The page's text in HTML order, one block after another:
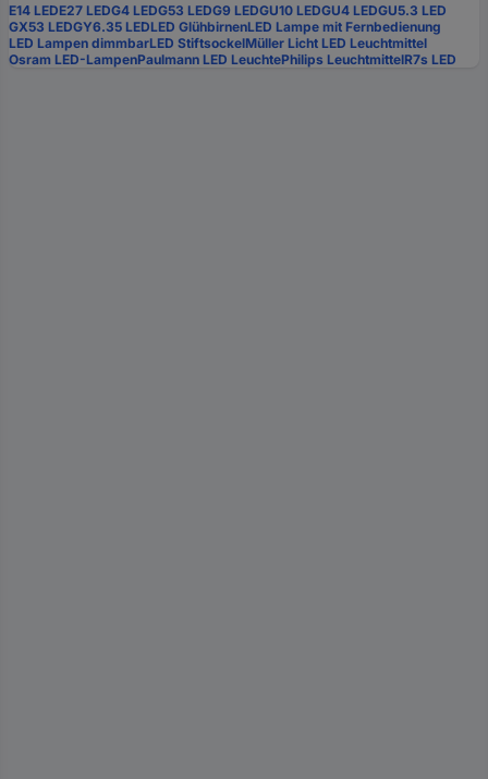
E14 LEDE27 LEDG4 LEDG53 LEDG9 LEDGU10 LEDGU4 LEDGU5.3 LED
GX53 LEDGY6.35 LEDLED GlühbirnenLED Lampe mit Fernbedienung
LED Lampen dimmbarLED StiftsockelMüller Licht LED Leuchtmittel
Osram LED-LampenPaulmann LED LeuchtePhilips LeuchtmittelR7s LED